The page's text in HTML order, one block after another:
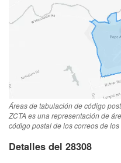
Áreas de tabulación de código
ZCTA es una representación de
código postal de los correos de
Detalles del 28308